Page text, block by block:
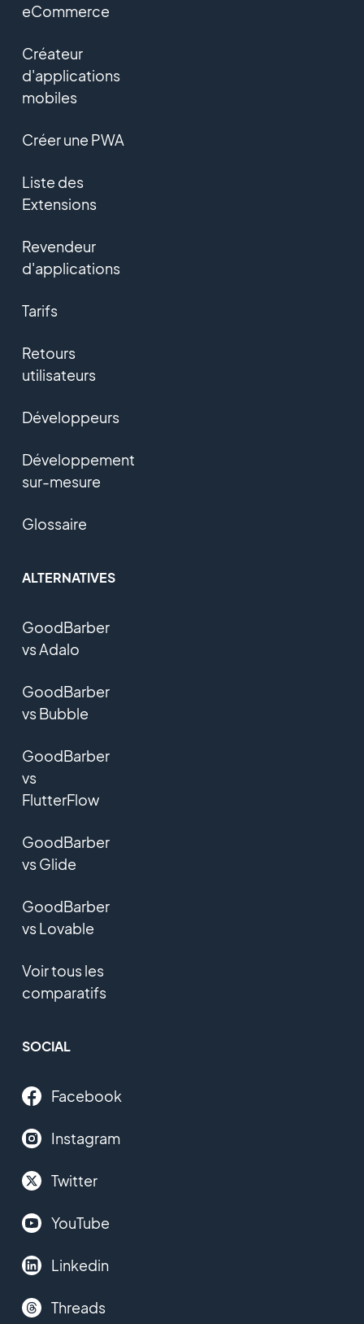
eCommerce
Créateur
d'applications
mobiles
Créer une PWA
Liste des
Extensions
Revendeur
d'applications
Tarifs
Retours
utilisateurs
Développeurs
Développement
sur-mesure
Glossaire
ALTERNATIVES
GoodBarber
vs Adalo
GoodBarber
vs Bubble
GoodBarber
vs
FlutterFlow
GoodBarber
vs Glide
GoodBarber
vs Lovable
Voir tous les
comparatifs
SOCIAL
Facebook
Instagram
Twitter
YouTube
Linkedin
Threads